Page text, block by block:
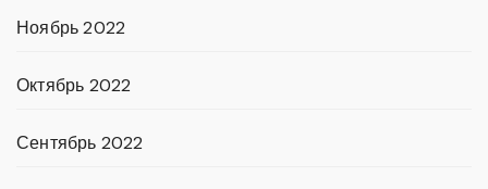
Ноябрь 2022
Октябрь 2022
Сентябрь 2022